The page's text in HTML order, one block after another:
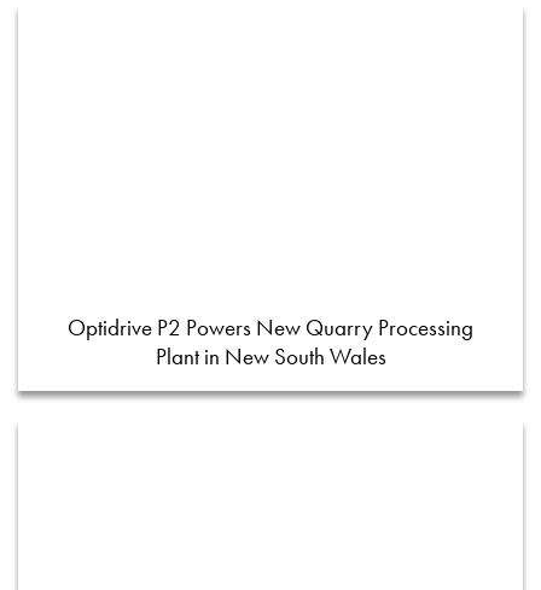
Optidrive P2 Powers New Quarry Processing
Plant in New South Wales